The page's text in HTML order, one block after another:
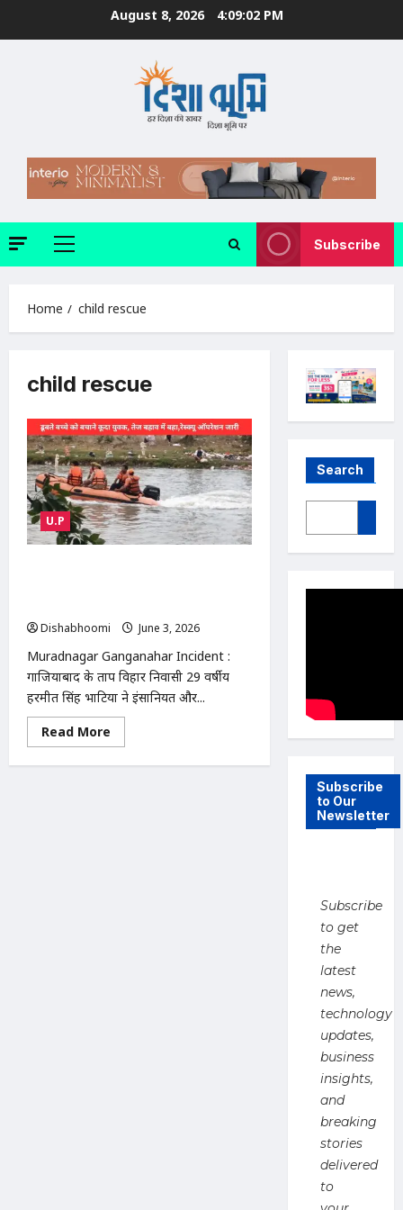
August 8, 2026 4:09:02 PM
Primary
Subscribe
Home child rescue
child rescue
U.P
Dishabhoomi
June 3, 2026
Muradnagar Ganganahar Incident :
गाजियाबाद के प्रताप विहार निवासी 29 वर्षीय
हरमीत सिंह भाटिया ने इंसानियत और...
Read More
more
Muradnagar
Search
Subscribe
to Our
Newsletter
Subscribe
to get
the
latest
news,
technology
updates,
business
insights,
and
breaking
stories
delivered
to